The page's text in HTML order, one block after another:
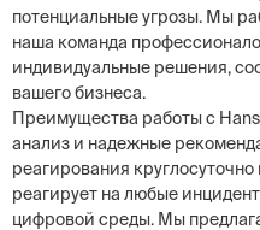
потенциальные угрозы. Мы
наша команда
индивидуальные решения,
вашего бизнеса.
Преимущества работы с
анализ и надежные
реагирования
реагирует на любые
цифровой среды. Мы